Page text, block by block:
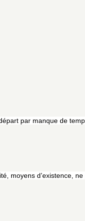
par manque de
moyens d’existence,